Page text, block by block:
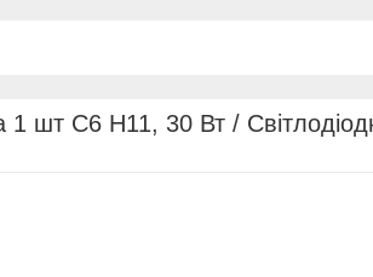
шт C6 H11, 30 Вт /